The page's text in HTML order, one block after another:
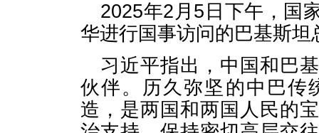
2025年2月5日下午，国
华进行国事访问的巴基斯
习近平指出，中国和巴
伙伴。历久弥坚的中巴传
造，是两国和两国人民的